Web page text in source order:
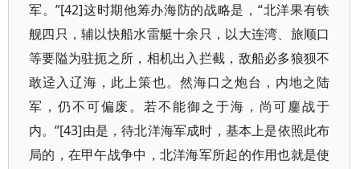
军。”[42]这时期他筹办海防的战略是，“北洋果有铁
舰四只，辅以快船水雷艇十余只，以大连湾、旅顺口
等要隘为驻扼之所，相机出入拦截，敌船必多狼狈不
敢迳入辽海，此上策也。然海口之炮台，内地之陆
军，仍不可偏废。若不能御之于海，尚可鏖战于
内。”[43]由是，待北洋海军成时，基本上是依照此布
局的，在甲午战争中，北洋海军所起的作用也就是使